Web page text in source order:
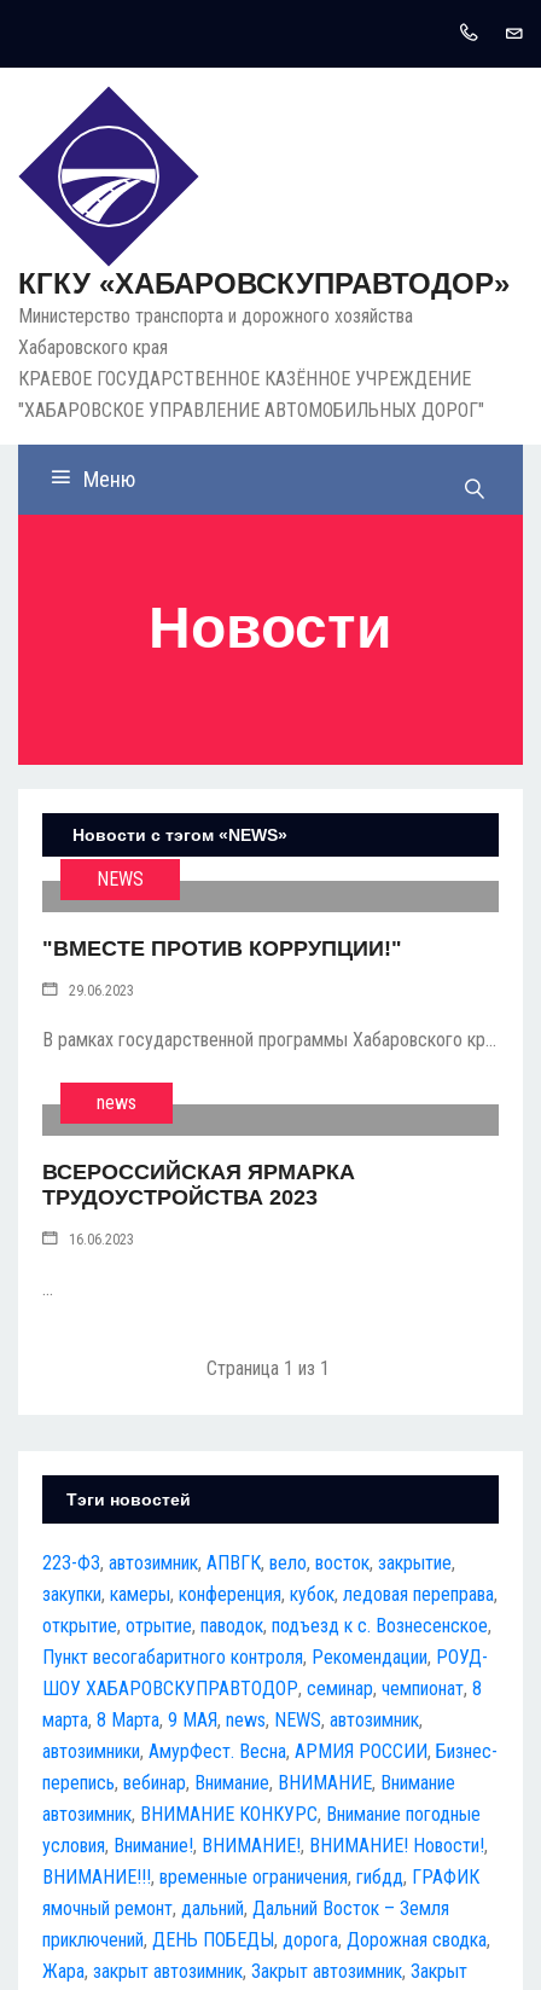
КГКУ «ХАБАРОВСКУПРАВТОДОР»
Министерство транспорта и дорожного хозяйства
Хабаровского края
КРАЕВОЕ ГОСУДАРСТВЕННОЕ КАЗЁННОЕ УЧРЕЖДЕНИЕ
"ХАБАРОВСКОЕ УПРАВЛЕНИЕ АВТОМОБИЛЬНЫХ ДОРОГ"
Меню
Новости
Новости с тэгом «NEWS»
NEWS
"ВМЕСТЕ ПРОТИВ КОРРУПЦИИ!"
29.06.2023
В рамках государственной программы Хабаровского кр...
news
ВСЕРОССИЙСКАЯ ЯРМАРКА
ТРУДОУСТРОЙСТВА 2023
16.06.2023
...
Страница 1 из 1
Тэги новостей
223-ФЗ, автозимник, АПВГК, вело, восток, закрытие,
закупки, камеры, конференция, кубок, ледовая переправа,
открытие, отрытие, паводок, подъезд к с. Вознесенское,
Пункт весогабаритного контроля, Рекомендации, РОУД-
ШОУ ХАБАРОВСКУПРАВТОДОР, семинар, чемпионат, 8
марта, 8 Марта, 9 МАЯ, news, NEWS, автозимник,
автозимники, АмурФест. Весна, АРМИЯ РОССИИ, Бизнес-
перепись, вебинар, Внимание, ВНИМАНИЕ, Внимание
автозимник, ВНИМАНИЕ КОНКУРС, Внимание погодные
условия, Внимание!, ВНИМАНИЕ!, ВНИМАНИЕ! Новости!,
ВНИМАНИЕ!!!, временные ограничения, гибдд, ГРАФИК
ямочный ремонт, дальний, Дальний Восток – Земля
приключений, ДЕНЬ ПОБЕДЫ, дорога, Дорожная сводка,
Жара, закрыт автозимник, Закрыт автозимник, Закрыт